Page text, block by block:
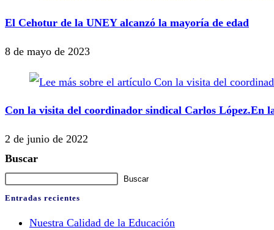
El Cehotur de la UNEY alcanzó la mayoría de edad
8 de mayo de 2023
Con la visita del coordinador sindical Carlos López.En
2 de junio de 2022
Buscar
Buscar
Entradas recientes
Nuestra Calidad de la Educación